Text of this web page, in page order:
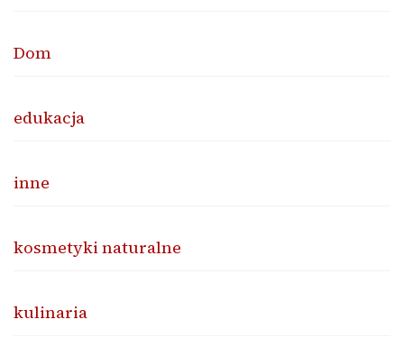
Dom
edukacja
inne
kosmetyki naturalne
kulinaria